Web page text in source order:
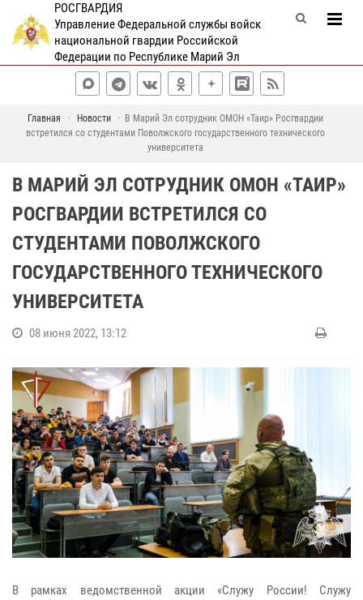
РОСГВАРДИЯ
Управление Федеральной службы войск
национальной гвардии Российской
Федерации по Республике Марий Эл
Главная Новости
В Марий Эл сотрудник ОМОН «Таир» Росгвардии
встретился со студентами Поволжского государственного технического
университета
В МАРИЙ ЭЛ СОТРУДНИК ОМОН «ТАИР»
РОСГВАРДИИ ВСТРЕТИЛСЯ СО
СТУДЕНТАМИ ПОВОЛЖСКОГО
ГОСУДАРСТВЕННОГО ТЕХНИЧЕСКОГО
УНИВЕРСИТЕТА
08 июня 2022, 13:12
В рамках ведомственной акции «Служу России! Служу